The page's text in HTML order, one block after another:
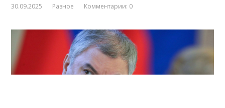
30.09.2025 Разное Комментарии: 0